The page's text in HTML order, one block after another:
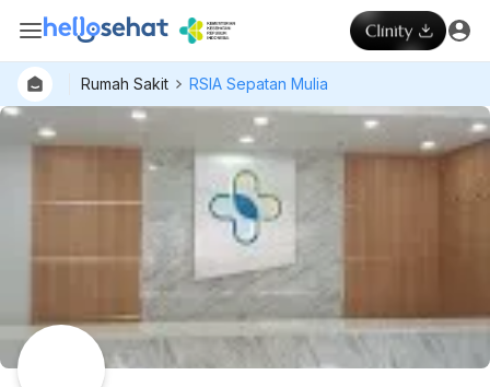
Rumah Sakit RSIA Sepatan Mulia